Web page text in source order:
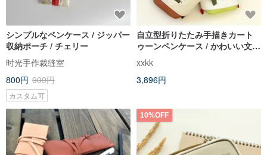
シンプルなペンケース / ジッパー
収納ポーチ / チェリー
时光手作裁缝室
800円 909円
カスタム可
自立型折りたたみ手描きカート
ゥーンペンケース / かわいい文房
具収納 / 学生やオフィスへのギフ
ト
xxkk
3,896円
10%OFF